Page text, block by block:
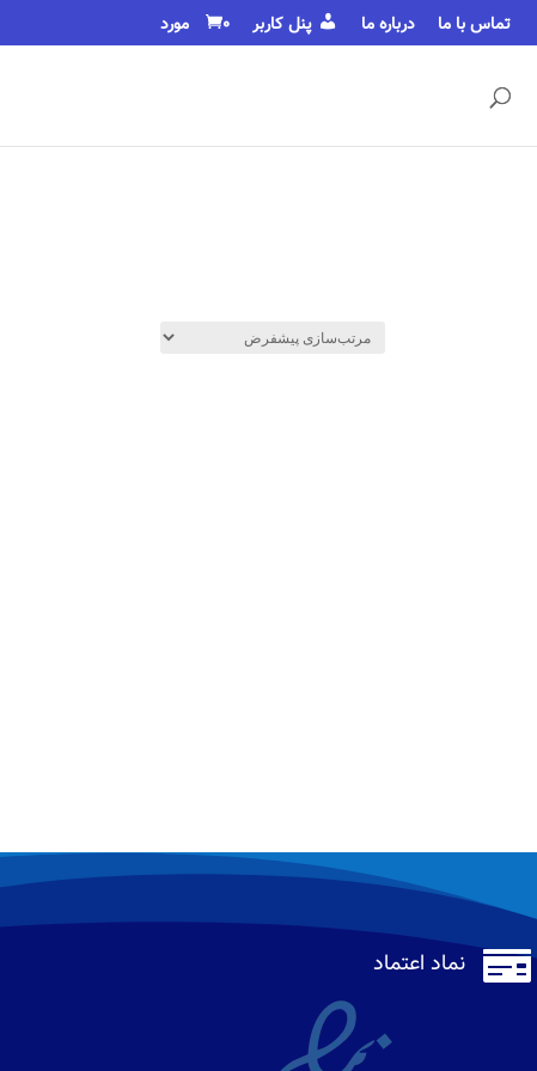
تماس با ما درباره ما پنل کاربر 0 مورد
 نماد اعتماد